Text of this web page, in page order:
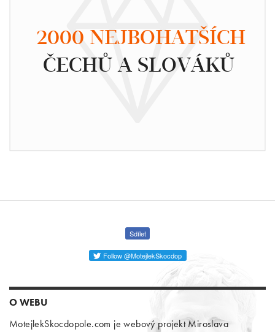
2000 NEJBOHATŠÍCH
ČECHŮ A SLOVÁKŮ
Sdílet
Follow @MotejlekSkocdop
O WEBU
MotejlekSkocdopole.com je webový projekt Miroslava